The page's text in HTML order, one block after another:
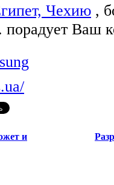
Чехию ,
порадует Ваш
и